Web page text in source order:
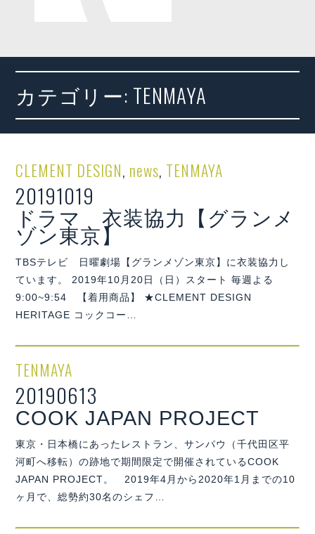
カテゴリー: TENMAYA
CLEMENT DESIGN, news, TENMAYA
20191019
ドラマ 衣装協力【グランメ
ゾン東京】
TBSテレビ 日曜劇場【グランメゾン東京】に衣装協力し
ています。 2019年10月20日（日）スタート 毎週よる
9:00~9:54 【着用商品】 ★CLEMENT DESIGN
HERITAGE コックコー…
TENMAYA
20190613
COOK JAPAN PROJECT
東京・日本橋にあったレストラン、サンパウ（千代田区平
河町へ移転）の跡地で期間限定で開催されているCOOK
JAPAN PROJECT。 2019年4月から2020年1月までの10
ヶ月で、総勢約30名のシェフ…